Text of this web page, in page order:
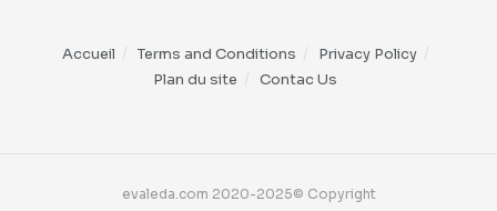
Accueil Terms and Conditions
Privacy Policy
Plan du site
Contac Us
evaleda.com 2020-2025© Copyright